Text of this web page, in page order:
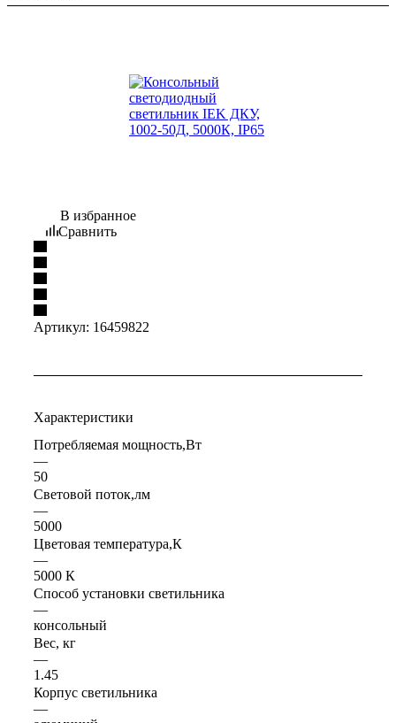
В избранное
Сравнить
Артикул: 16459822
Характеристики
Потребляемая мощность,Вт
—
50
Световой поток,лм
—
5000
Цветовая температура,К
—
5000 К
Способ установки светильника
—
консольный
Вес, кг
—
1.45
Корпус светильника
—